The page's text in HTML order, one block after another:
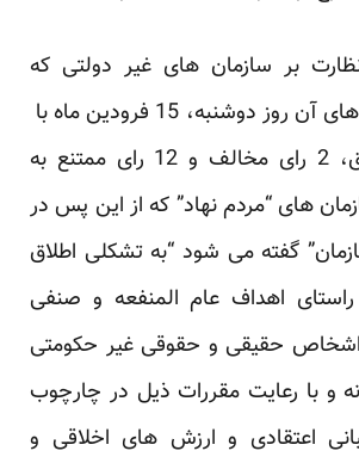
بر سازمان های غیر دولتی که
چارچوب فعالیت های آن روز دوشنبه، 15 فرودین ماه با
با 144 رای موافق، 2 رای مخالف و 12 رای ممتنع به
های “مردم نهاد” که از این پس در
گفته می شود “به تشکلی اطلاق
اهداف عام المنفعه و صنفی
حقیقی و حقوقی غیر حکومتی
و با رعایت مقررات ذیل در چارچوب
اعتقادی و ارزش های اخلاقی و